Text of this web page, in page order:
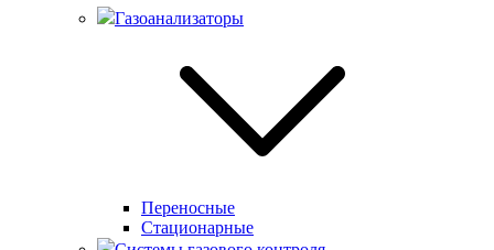
Газоанализаторы
Переносные
Стационарные